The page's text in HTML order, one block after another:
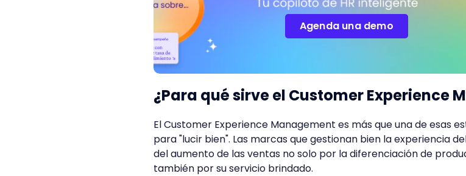
Agenda una demo
¿Para qué sirve el Customer Experience
El Customer Experience Management es más que una de esas
para "lucir bien". Las marcas que gestionan bien la experiencia
del aumento de las ventas no solo por la diferenciación de
también por su servicio brindado.